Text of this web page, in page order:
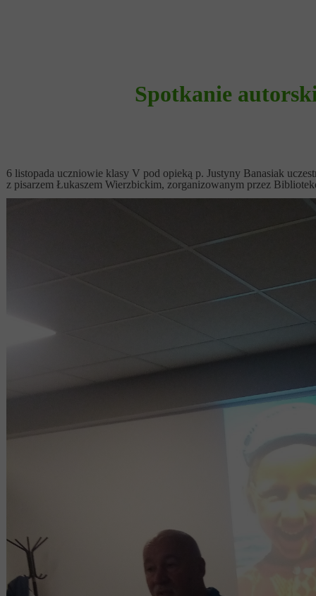
6 listopada uczniowie klasy V pod opieką p. Justyny Banasiak
z pisarzem Łukaszem Wierzbickim, zorganizowanym przez
Spotkanie